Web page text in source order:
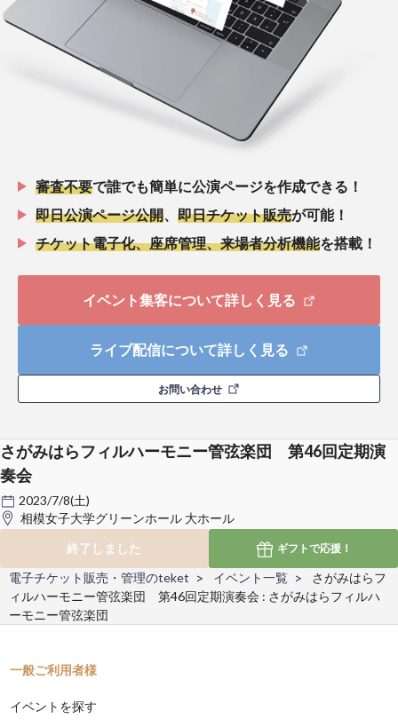
審査不要で誰でも簡単に公演ページを作成できる！
即日公演ページ公開
即日チケット販売が可能！
チケット電子化、座席管理、来場者分析機能を搭載！
イベント集客について詳しく見る
ライブ配信について詳しく見る
お問い合わせ
さがみはらフィルハーモニー管弦楽団 第46回定期演
奏会
2023/7/8(土)
相模女子大学グリーンホール 大ホール
終了しました
ギフトで応援！
電子チケット販売・管理のteket イベント一覧
さがみはらフ
ィルハーモニー管弦楽団 第46回定期演奏会 : さがみはらフィルハ
ーモニー管弦楽団
一般ご利用者様
イベントを探す